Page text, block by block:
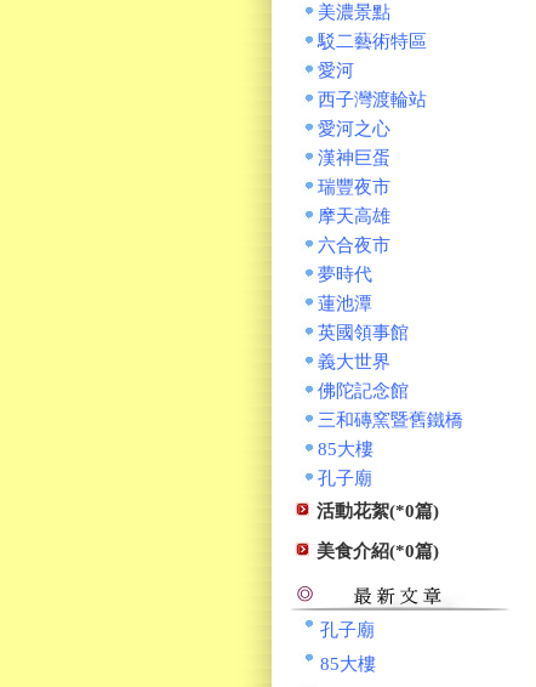
美濃景點
駁二藝術特區
愛河
西子灣渡輪站
愛河之心
漢神巨蛋
瑞豐夜市
摩天高雄
六合夜市
夢時代
蓮池潭
英國領事館
義大世界
佛陀記念館
三和磚窯暨舊鐵橋
85大樓
孔子廟
活動花絮(*0篇)
美食介紹(*0篇)
孔子廟
85大樓